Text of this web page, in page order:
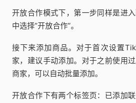
开放合作模式下，第一步同样是进
中选择”开放合作”。
接下来添加商品。对于首次设置
家，建议手动添加。对于之前使用
商家，可以自动批量添加。
开放合作下有两个标签页：已添加